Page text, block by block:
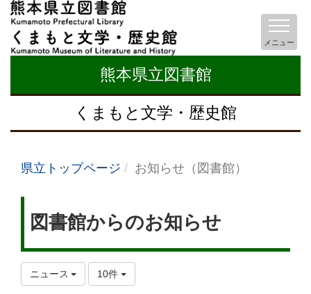
熊本県立図書館
くまもと文学・歴史館
メニュー
県立トップページ お知らせ（図書館）
図書館からのお知らせ
ニュース 10件